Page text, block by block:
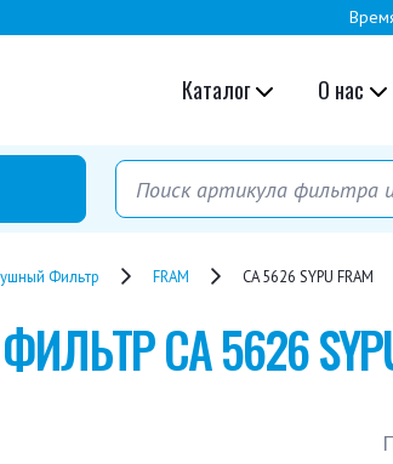
Каталог О нас
Фильтр FRAM CA 5626 SYPU FRAM
CA 5626